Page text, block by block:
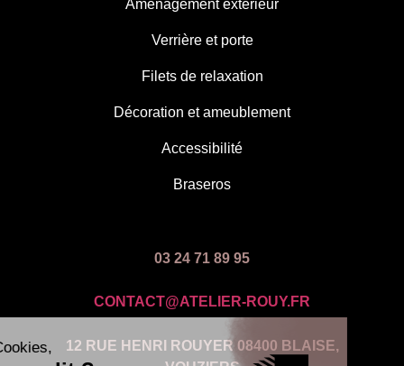
Aménagement extérieur
Verrière et porte
Filets de relaxation
Décoration et ameublement
Accessibilité
Braseros
03 24 71 89 95
CONTACT@ATELIER-ROUY.FR
12 RUE HENRI ROUYER 08400 BLAISE,